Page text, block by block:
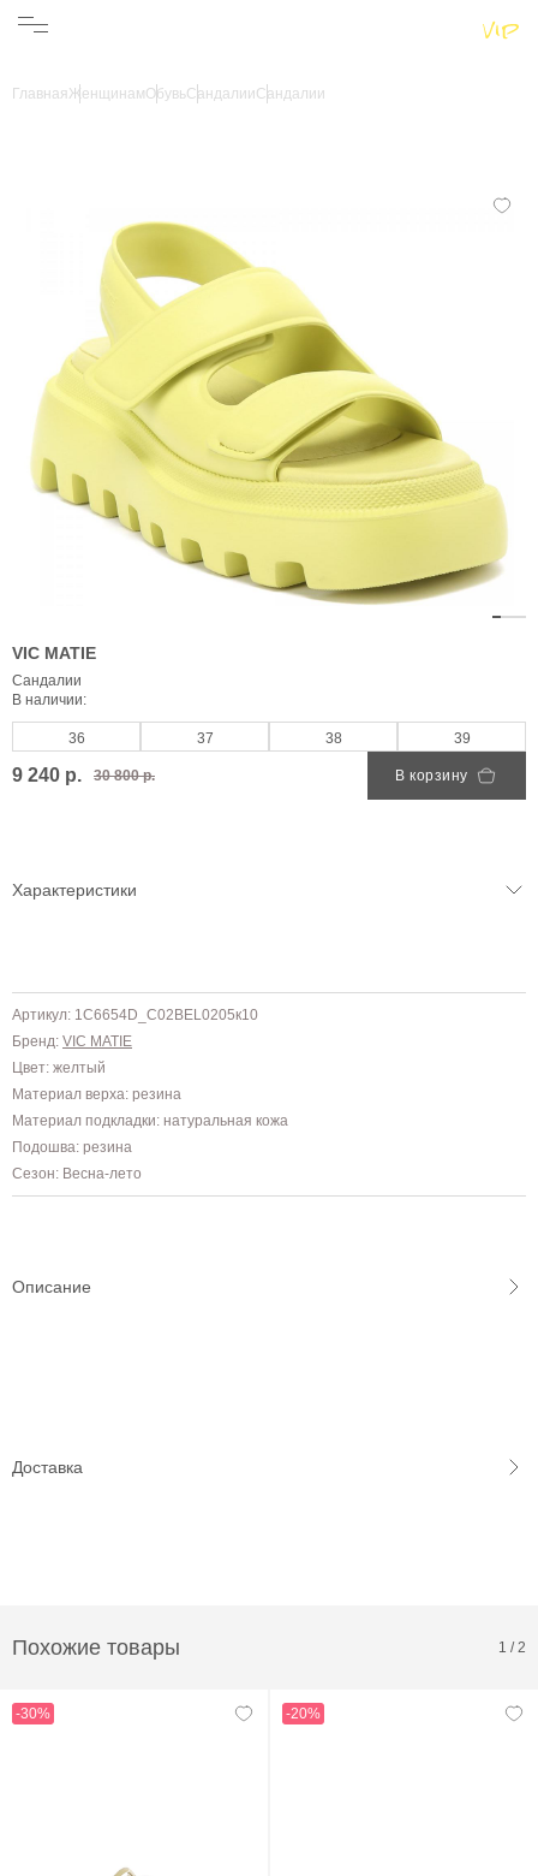
ГлавнаяЖенщинамОбувьСандалииСандалии
VIC MATIE
Сандалии
В наличии:
36 37 38 39
9 240 р. 30 800 р. В корзину
Характеристики
Артикул: 1C6654D_C02BEL0205к10
Бренд: VIC MATIE
Цвет: желтый
Материал верха: резина
Материал подкладки: натуральная кожа
Подошва: резина
Сезон: Весна-лето
Описание
Доставка
Похожие товары 1 /2
-30% -20%